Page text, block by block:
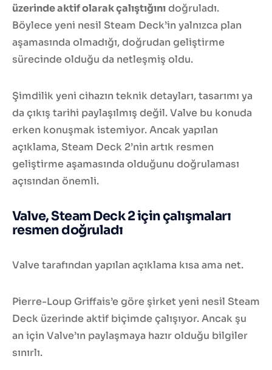
üzerinde aktif olarak çalıştığınıdoğruladı.
Böylece yeni nesil Steam Deck’in yalnızca plan
aşamasında olmadığı, doğrudan geliştirme
sürecinde olduğu da netleşmiş oldu.
Şimdilik yeni cihazın teknik detayları, tasarımı ya
da çıkış tarihi paylaşılmış değil. Valve bu konuda
erken konuşmak istemiyor. Ancak yapılan
açıklama, Steam Deck 2’nin artık resmen
geliştirme aşamasında olduğunu doğrulaması
açısından önemli.
Valve, Steam Deck 2 için çalışmaları
resmen doğruladı
Valve tarafından yapılan açıklama kısa ama net.
Pierre-Loup Griffais’e göre şirket yeni nesil Steam
Deck üzerinde aktif biçimde çalışıyor. Ancak şu
an için Valve’ın paylaşmaya hazır olduğu bilgiler
sınırlı.